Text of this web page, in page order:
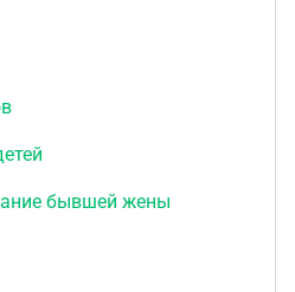
бывшей жены